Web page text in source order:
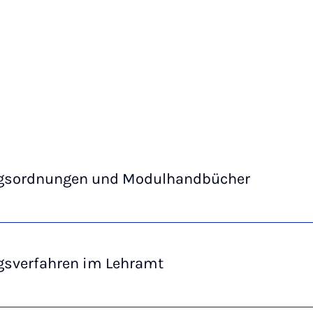
und Modulhandbücher
im Lehramt